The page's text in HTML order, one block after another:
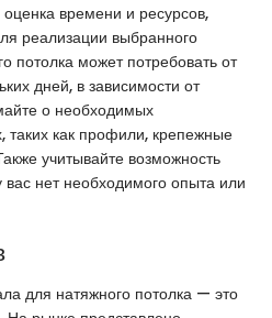
времени и ресурсов,
реализации выбранного
потолка может потребовать от
дней, в зависимости от
о необходимых
таких как профили, крепежные
учитывайте возможность
нет необходимого опыта или
для натяжного потолка — это